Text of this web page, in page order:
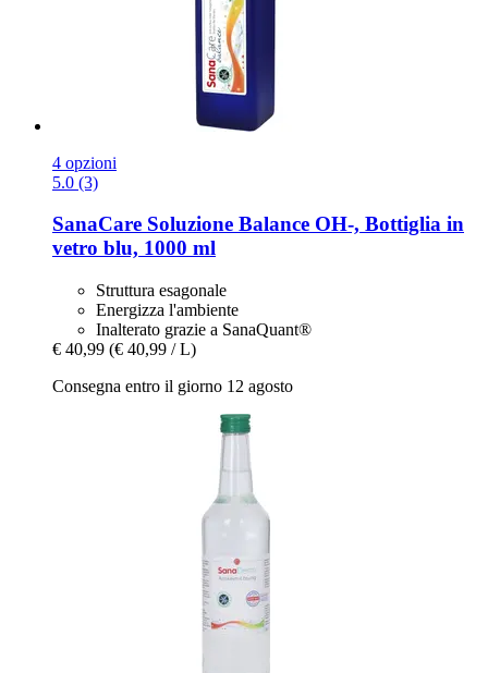
4 opzioni
5.0 (3)
SanaCare Soluzione Balance OH-​, Bottiglia in
vetro blu, 1000 ml
Struttura esagonale
Energizza l'ambiente
Inalterato grazie a SanaQuant®
€ 40,99 (€ 40,99 / L)
Consegna entro il giorno 12 agosto